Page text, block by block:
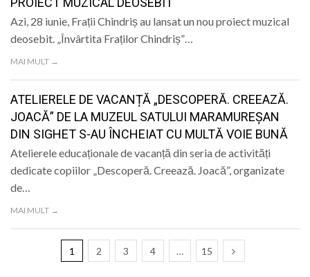
Azi, 28 iunie, Frații Chindriș au lansat un nou proiect muzical
deosebit. „Învârtita Fraților Chindriș”…
MAI MULT →
ATELIERELE DE VACANȚĂ „DESCOPERĂ. CREEAZĂ.
JOACĂ” DE LA MUZEUL SATULUI MARAMUREȘAN
DIN SIGHET S-AU ÎNCHEIAT CU MULTĂ VOIE BUNĂ
Atelierele educaționale de vacanță din seria de activități
dedicate copiilor „Descoperă. Creează. Joacă”, organizate
de…
MAI MULT →
1 2 3 4 … 15